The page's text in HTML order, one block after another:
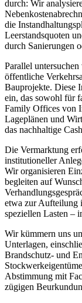
durch: Wir
die
Leerstandsquoten
durch Sanierungen
Parallel
öffentliche
Bauprojekte. Diese
ein, das sowohl für
Family Offices von
Lageplänen und
das nachhaltige
Die Vermarktung
institutioneller
Wir organisieren
begleiten auf
etwa zur Aufteilung
speziellen Lasten –
Wir kümmern uns
Unterlagen,
Brandschutz- und
Abstimmung mit
zügigen